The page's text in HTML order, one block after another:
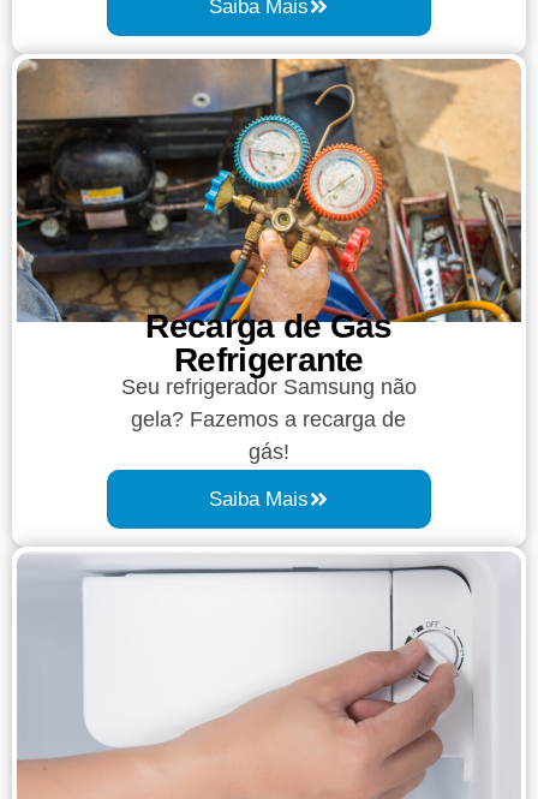
Saiba Mais
Recarga de Gás
Refrigerante
Seu refrigerador Samsung não
gela? Fazemos a recarga de
gás!
Saiba Mais